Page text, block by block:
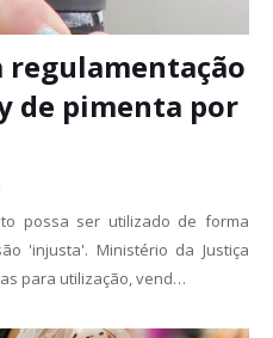
regulamentação
de pimenta por
possa ser utilizado de forma
'injusta'. Ministério da Justiça
para utilização, vend…